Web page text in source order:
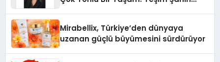
Mirabellix, Türkiye’den dünyaya
uzanan güçlü büyümesini sürdürüyor